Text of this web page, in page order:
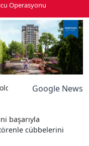
Operasyonu
Google News
başarıyla
cübbelerini